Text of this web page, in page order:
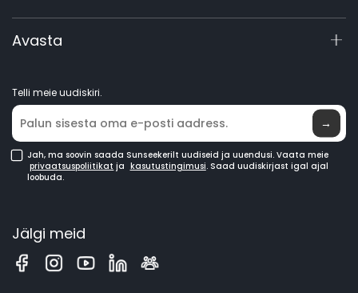
Lisavarustus
Toote päring
Juhendid ja videod
Meist
Elite Labor
Kus osta
Avasta
Telli meie uudiskiri.
→
Jah, ma soovin saada Sunseekerilt uudiseid ja uuendusi. Vaata meie
privaatsuspoliitikat ja kasutustingimusi. Saad uudiskirjast igal ajal
loobuda.
Jälgi meid